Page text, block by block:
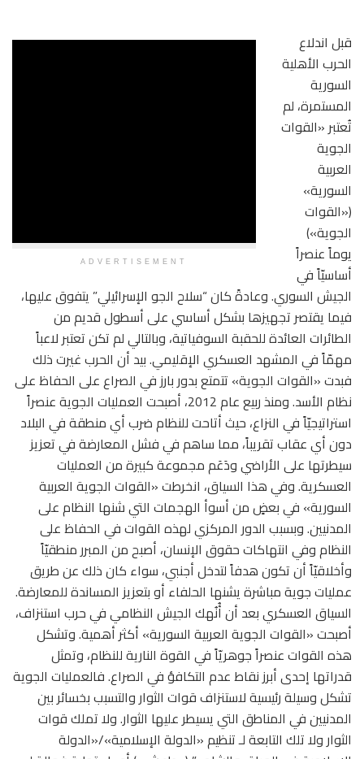
ADVERTISEMENT
قبل اندلاع
الحرب الأهلية
السورية
المستمرة، لم
تُعتبر «القوات
الجوية
العربية
السورية»
(«القوات
الجوية»)
يوماً عنصراً
أساسيّاً في
الجيش السوري. وعادةً كان “سلاح الجو الإسرائيلي” يتفوق عليها،
فيما يقتصر تجهيزها بشكل أساسي على أسطول قديم من
الطائرات العائدة للحقبة السوفياتية، وبالتالي لم تكن تعتبر لاعباً
مهمّاً في المشهد العسكري الإقليمي. بيد أن الحرب غيرت ذلك
فبدت «القوات الجوية» تتمتع بدور بارز في الصراع على الحفاظ على
نظام الأسد. ومنذ ربيع عام 2012، أصبحت العمليات الجوية عنصراً
استراتيجيّاً في النزاع، حيث أتاحت للنظام ضرب أي منطقة في البلاد
دون أي عقاب تقريباً، مما ساهم في فشل المعارضة في تعزيز
سيطرتها على الأراضي ودَعَم مجموعة كبيرة من العمليات
العسكرية. وفي هذا السياق، انخرطت «القوات الجوية العربية
السورية» في بعضٍ من أسوأ الهجمات التي شنها النظام على
المدنيين. وبسبب الدور المركزي لهذه القوات في الحفاظ على
النظام وفي انتهاكات حقوق الإنسان، أصبح من المبرر منطقيّاً
وأخلاقيّاً أن تكون هدفاً لتدخل أجنبي، سواء كان ذلك عن طريق
عمليات جوية مباشرة يشنها الحلفاء أو بتعزيز المساندة للمعارضة.
السياق العسكري بعد أن أُنُهك الجيش النظامي في حرب استنزاف،
أصبحت «القوات الجوية العربية السورية» أكثر أهمية. وتشكل
هذه القوات عنصراً جوهريّاً في القوة النارية للنظام، وتمثل
قدراتها إحدى أبرز نقاط عدم التكافؤ في الصراع. فالعمليات الجوية
تشكل وسيلة رئيسية لاستنزاف قوات الثوار والتسبب بخسائر بين
المدنيين في المناطق التي يسيطر عليها الثوار. ولا تملك قوات
الثوار ولا تلك التابعة لـ تنظيم «الدولة الإسلامية»/«الدولة